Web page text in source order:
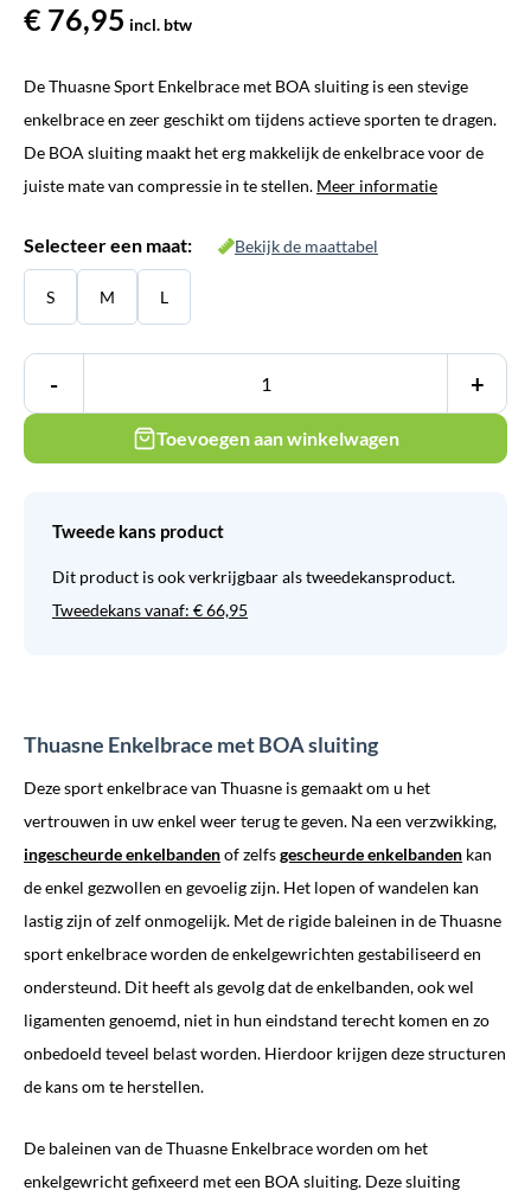
€ 76,95 incl. btw
De Thuasne Sport Enkelbrace met BOA sluiting is een stevige
enkelbrace en zeer geschikt om tijdens actieve sporten te dragen.
De BOA sluiting maakt het erg makkelijk de enkelbrace voor de
juiste mate van compressie in te stellen. Meer informatie
Selecteer een maat: Bekijk de maattabel
S M L
- +
Toevoegen aan winkelwagen
Tweede kans product
Dit product is ook verkrijgbaar als tweedekansproduct.
Tweedekans vanaf: €66,95
Thuasne Enkelbrace met BOA sluiting
Deze sport enkelbrace van Thuasne is gemaakt om u het
vertrouwen in uw enkel weer terug te geven. Na een verzwikking,
ingescheurde enkelbandenof zelfsgescheurde enkelbanden kan
de enkel gezwollen en gevoelig zijn. Het lopen of wandelen kan
lastig zijn of zelf onmogelijk. Met de rigide baleinen in de Thuasne
sport enkelbrace worden de enkelgewrichten gestabiliseerd en
ondersteund. Dit heeft als gevolg dat de enkelbanden, ook wel
ligamenten genoemd, niet in hun eindstand terecht komen en zo
onbedoeld teveel belast worden. Hierdoor krijgen deze structuren
de kans om te herstellen.
De baleinen van de Thuasne Enkelbrace worden om het
enkelgewricht gefixeerd met een BOA sluiting. Deze sluiting